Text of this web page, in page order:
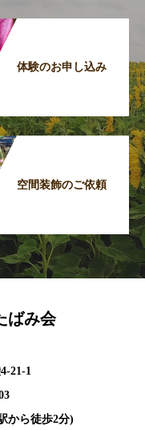
体験のお申し込み
空間装飾のご依頼
ばみ会
21-1
から徒歩2分)